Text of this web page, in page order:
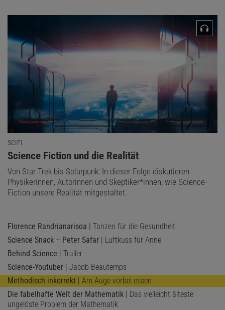
SCIFI
:
Science Fiction und die Realität
Von Star Trek bis Solarpunk: In dieser Folge diskutieren
Physikerinnen, Autorinnen und Skeptiker*innen, wie Science-
Fiction unsere Realität mitgestaltet.
Florence Randrianarisoa | Tanzen für die Gesundheit
Science Snack – Peter Safar | Luftkuss für Anne
Behind Science | Trailer
Science-Youtuber | Jacob Beautemps
Methodisch inkorrekt | Am Auge vorbei essen
Die fabelhafte Welt der Mathematik | Das vielleicht älteste
ungelöste Problem der Mathematik